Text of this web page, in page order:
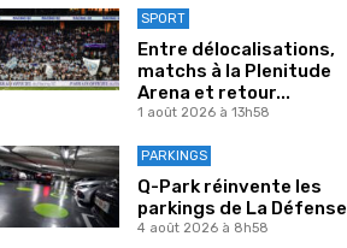
SPORT
Entre délocalisations,
matchs à la Plenitude
Arena et retour...
1 août 2026 à 13h58
PARKINGS
Q-Park réinvente les
parkings de La Défense
4 août 2026 à 8h58